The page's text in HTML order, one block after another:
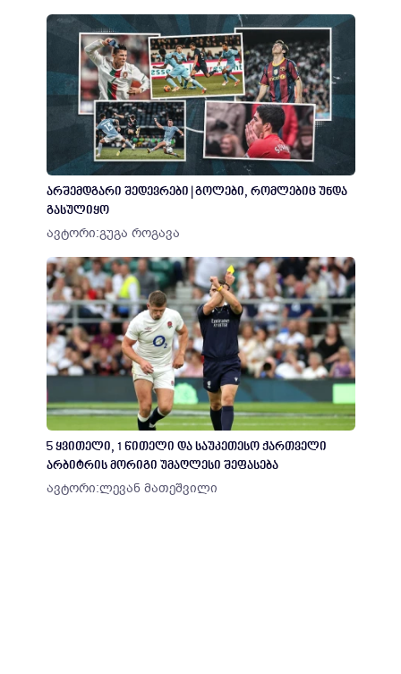
არშემდგარი შედევრები | გოლები, რომლებიც უნდა
გასულიყო
ავტორი:გუგა როგავა
5 ყვითელი, 1 წითელი და საუკეთესო ქართველი
არბიტრის მორიგი უმაღლესი შეფასება
ავტორი:ლევან მათეშვილი